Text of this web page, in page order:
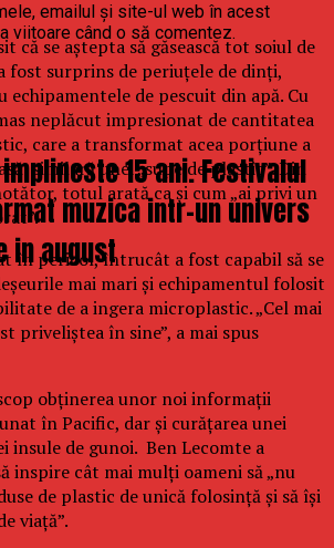
că se aştepta să găsească tot soiul de
fost surprins de periuţele de dinţi,
echipamentele de pescuit din apă. Cu
neplăcut impresionat de cantitatea
care a transformat acea porţiune a
similară unei „supe de plastic”. Din
totul arată ca şi cum „ai privi un
în pericol, întrucât a fost capabil să se
mai mari şi echipamentul folosit
de a ingera microplastic. „Cel mai
priveliştea în sine”, a mai spus
obţinerea unor noi informaţii
în Pacific, dar şi curăţarea unei
insule de gunoi. Ben Lecomte a
inspire cât mai mulţi oameni să „nu
de plastic de unică folosinţă şi să îşi
viaţă”.
emailul și site-ul web în acest
viitoare când o să comentez.
implineste 15 ani. Festivalul
muzica intr-un univers
in august